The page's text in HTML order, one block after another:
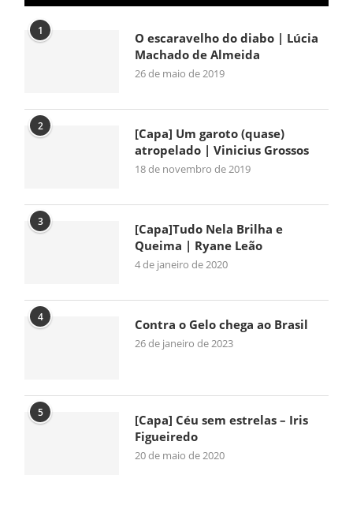
1
O escaravelho do diabo | Lúcia
Machado de Almeida
26 de maio de 2019
2
[Capa] Um garoto (quase)
atropelado | Vinicius Grossos
18 de novembro de 2019
3
[Capa]Tudo Nela Brilha e
Queima | Ryane Leão
4 de janeiro de 2020
4 Contra o Gelo chega ao Brasil
26 de janeiro de 2023
5
[Capa] Céu sem estrelas – Iris
Figueiredo
20 de maio de 2020